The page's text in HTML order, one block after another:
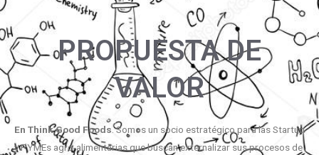
PROPUESTA DE
VALOR
En ThinkGood Foods. Somos un socio estratégico para las Startup
y PYMEs agro-alimentarias que buscan externalizar sus procesos de